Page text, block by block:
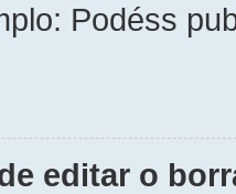
Podéss
editar o